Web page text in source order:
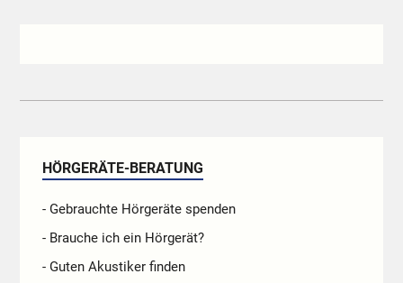
HÖRGERÄTE-BERATUNG
- Gebrauchte Hörgeräte spenden
- Brauche ich ein Hörgerät?
- Guten Akustiker finden